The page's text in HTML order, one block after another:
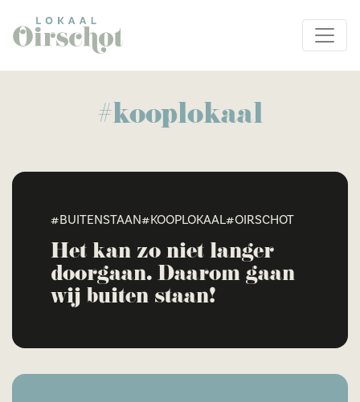
#kooplokaal
#BUITENSTAAN#KOOPLOKAAL#OIRSCHOT
Het kan zo niet langer
doorgaan. Daarom gaan
wij buiten staan!